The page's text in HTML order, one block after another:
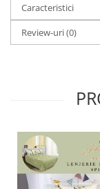
Caracteristici
Review-uri(0)